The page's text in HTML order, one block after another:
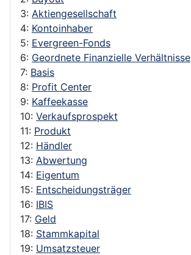
3: Aktiengesellschaft
4: Kontoinhaber
5: Evergreen-Fonds
6: Geordnete Finanzielle Verhältnisse
7: Basis
8: Profit Center
9: Kaffeekasse
10: Verkaufsprospekt
11: Produkt
12: Händler
13: Abwertung
14: Eigentum
15: Entscheidungsträger
16: IBIS
17: Geld
18: Stammkapital
19: Umsatzsteuer